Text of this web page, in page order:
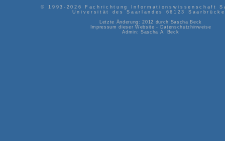
© 1993-2026 Fachrichtung Informationswissenschaft
Universität des Saarlandes
66123
Letzte Änderung: 2012 durch Sascha Beck
Impressum dieser Website - Datenschutzhinweise
Admin:Sascha A. Beck